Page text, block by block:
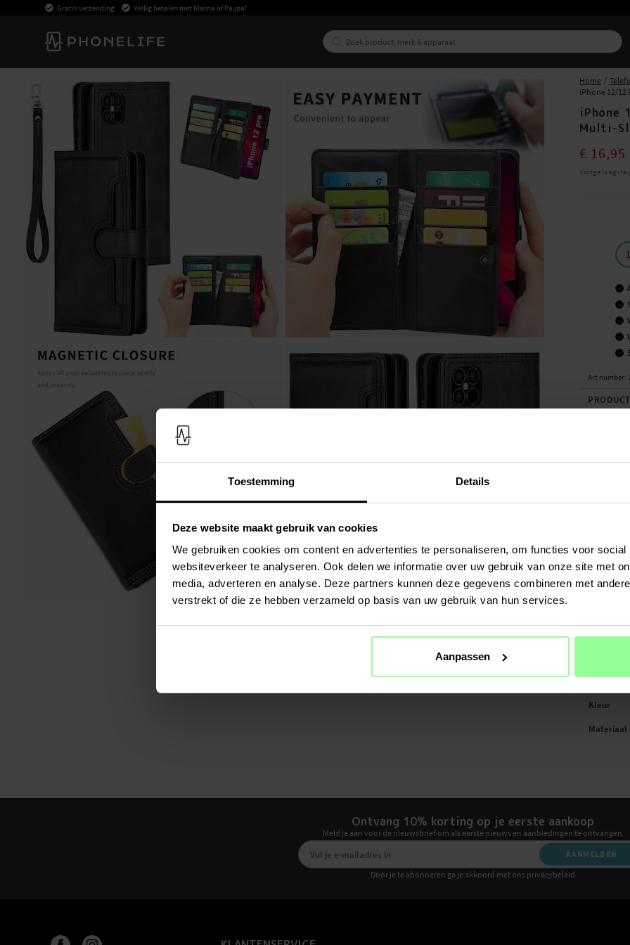
Toestemming Details
Deze website maakt gebruik van cookies
We gebruiken cookies om content en advertenties te personaliseren, om functies voor social
websiteverkeer te analyseren. Ook delen we informatie over uw gebruik van onze site met
media, adverteren en analyse. Deze partners kunnen deze gegevens combineren met
verstrekt of die ze hebben verzameld op basis van uw gebruik van hun services.
Aanpassen
Gratis verzending Veilig betalen met Klarna of Paypal
Home
iPhone 12/12
iPhone
Multi-
Current
€ 16,95
Vorige laagste
Art number:
de
- Apple
Sluiting:
Geschikt
Kleur:
Multi-slot
Kleur
Materiaal
Ontvang 10% korting op je eerste aankoop
Meld je aan voor de nieuwsbrief om als eerste nieuws en aanbiedingen te ontvangen
AANMELDEN
Door je te abonneren ga je akkoord met ons privacybeleid